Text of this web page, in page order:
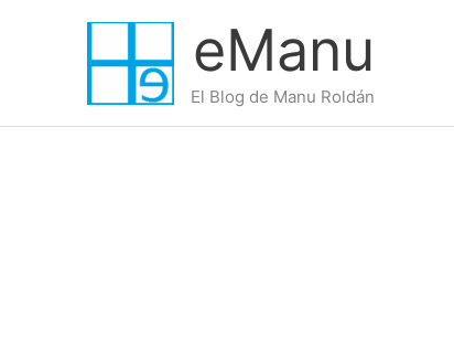
eManu
El Blog de Manu Roldán